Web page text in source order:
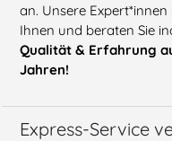
an. Unsere
Ihnen und beraten Sie
Qualität & Erfahrung
Jahren!
Express-Service